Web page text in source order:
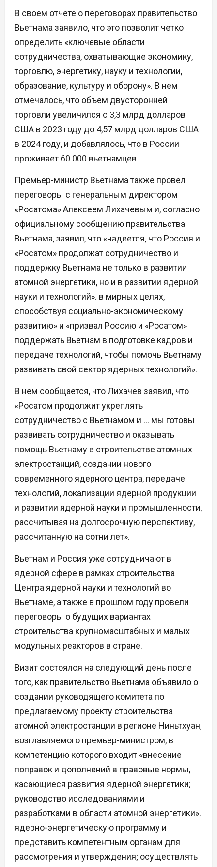
В своем отчете о переговорах правительство
Вьетнама заявило, что это позволит четко
определить «ключевые области
сотрудничества, охватывающие экономику,
торговлю, энергетику, науку и технологии,
образование, культуру и оборону». В нем
отмечалось, что объем двусторонней
торговли увеличился с 3,3 млрд долларов
США в 2023 году до 4,57 млрд долларов США
в 2024 году, и добавлялось, что в России
проживает 60 000 вьетнамцев.
Премьер-министр Вьетнама также провел
переговоры с генеральным директором
«Росатома» Алексеем Лихачевым и, согласно
официальному сообщению правительства
Вьетнама, заявил, что «надеется, что Россия и
«Росатом» продолжат сотрудничество и
поддержку Вьетнама не только в развитии
атомной энергетики, но и в развитии ядерной
науки и технологий». в мирных целях,
способствуя социально-экономическому
развитию» и «призвал Россию и «Росатом»
поддержать Вьетнам в подготовке кадров и
передаче технологий, чтобы помочь Вьетнаму
развивать свой сектор ядерных технологий».
В нем сообщается, что Лихачев заявил, что
«Росатом продолжит укреплять
сотрудничество с Вьетнамом и … мы готовы
развивать сотрудничество и оказывать
помощь Вьетнаму в строительстве атомных
электростанций, создании нового
современного ядерного центра, передаче
технологий, локализации ядерной продукции
и развитии ядерной науки и промышленности,
рассчитывая на долгосрочную перспективу,
рассчитанную на сотни лет».
Вьетнам и Россия уже сотрудничают в
ядерной сфере в рамках строительства
Центра ядерной науки и технологий во
Вьетнаме, а также в прошлом году провели
переговоры о будущих вариантах
строительства крупномасштабных и малых
модульных реакторов в стране.
Визит состоялся на следующий день после
того, как правительство Вьетнама объявило о
создании руководящего комитета по
предлагаемому проекту строительства
атомной электростанции в регионе Ниньтхуан,
возглавляемого премьер-министром, в
компетенцию которого входит «внесение
поправок и дополнений в правовые нормы,
касающиеся развития ядерной энергетики;
руководство исследованиями и
разработками в области атомной энергетики».
ядерно-энергетическую программу и
представить компетентным органам для
рассмотрения и утверждения; осуществлять